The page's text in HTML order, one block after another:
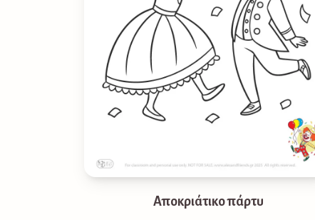
Αποκριάτικο πάρτυ